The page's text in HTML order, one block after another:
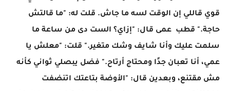
قوي قاللي إن الوقت لسه ما جاش. قلت له: "ما قالتش
حاجة." قطب عمى قال: "إزاي؟ الست دى من ساعة ما
سلمت عليك وأنا شايف وشك متغير." قلت: "معلش يا
عمي، أنا تعبان جدًا ومحتاج أرتاح." فضل يبصلي ثواني كأنه
مش مقتنع، وبعدين قال: "الأوضة بتاعتك اتنضفت